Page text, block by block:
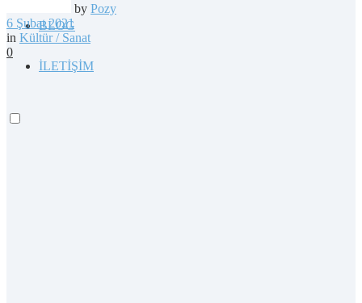
BLOG
İLETİŞİM
by Pozy
6 Şubat 2021
in Kültür / Sanat
0